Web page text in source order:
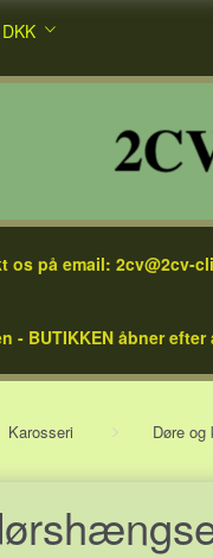
DKK
os på email: 2cv@2cv-
- BUTIKKEN åbner
Karosseri Døre og